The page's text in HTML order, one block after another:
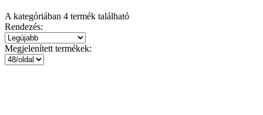
A kategóriában 4 termék található
Rendezés:
Megjelenített termékek: